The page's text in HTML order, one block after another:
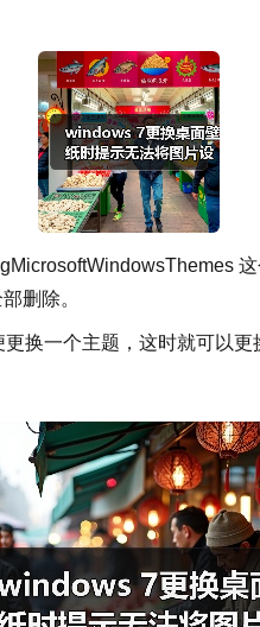
删除。
换一个主题，这时就可以更